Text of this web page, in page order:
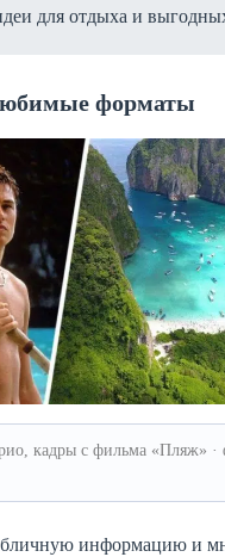
для отдыха и
форматы
кадры с фильма «Пляж» ·
информацию и